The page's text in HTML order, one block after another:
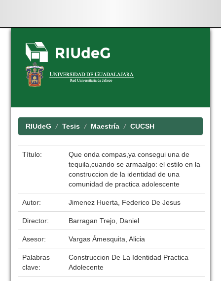
Skip
navigation
RIUdeG Tesis Maestría CUCSH
Título:
Que onda compas,ya consegui una de
tequila,cuando se armaalgo: el estilo en la
construccion de la identidad de una
comunidad de practica adolescente
Autor: Jimenez Huerta, Federico De Jesus
Director: Barragan Trejo, Daniel
Asesor: Vargas Ámesquita, Alicia
Palabras
clave:
Construccion De La Identidad Practica
Adolecente